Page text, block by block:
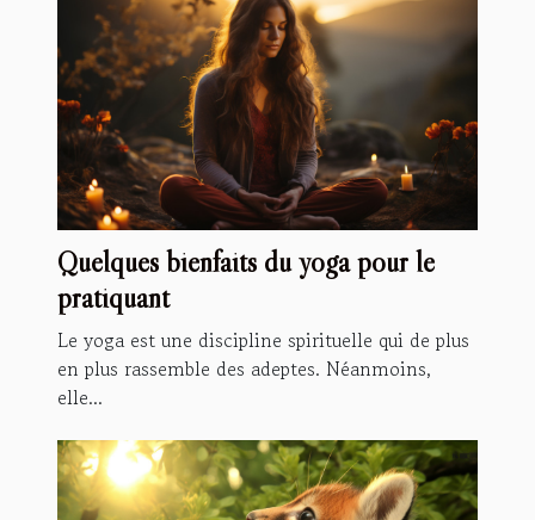
Quelques bienfaits du yoga pour le
pratiquant
Le yoga est une discipline spirituelle qui de plus
en plus rassemble des adeptes. Néanmoins,
elle...